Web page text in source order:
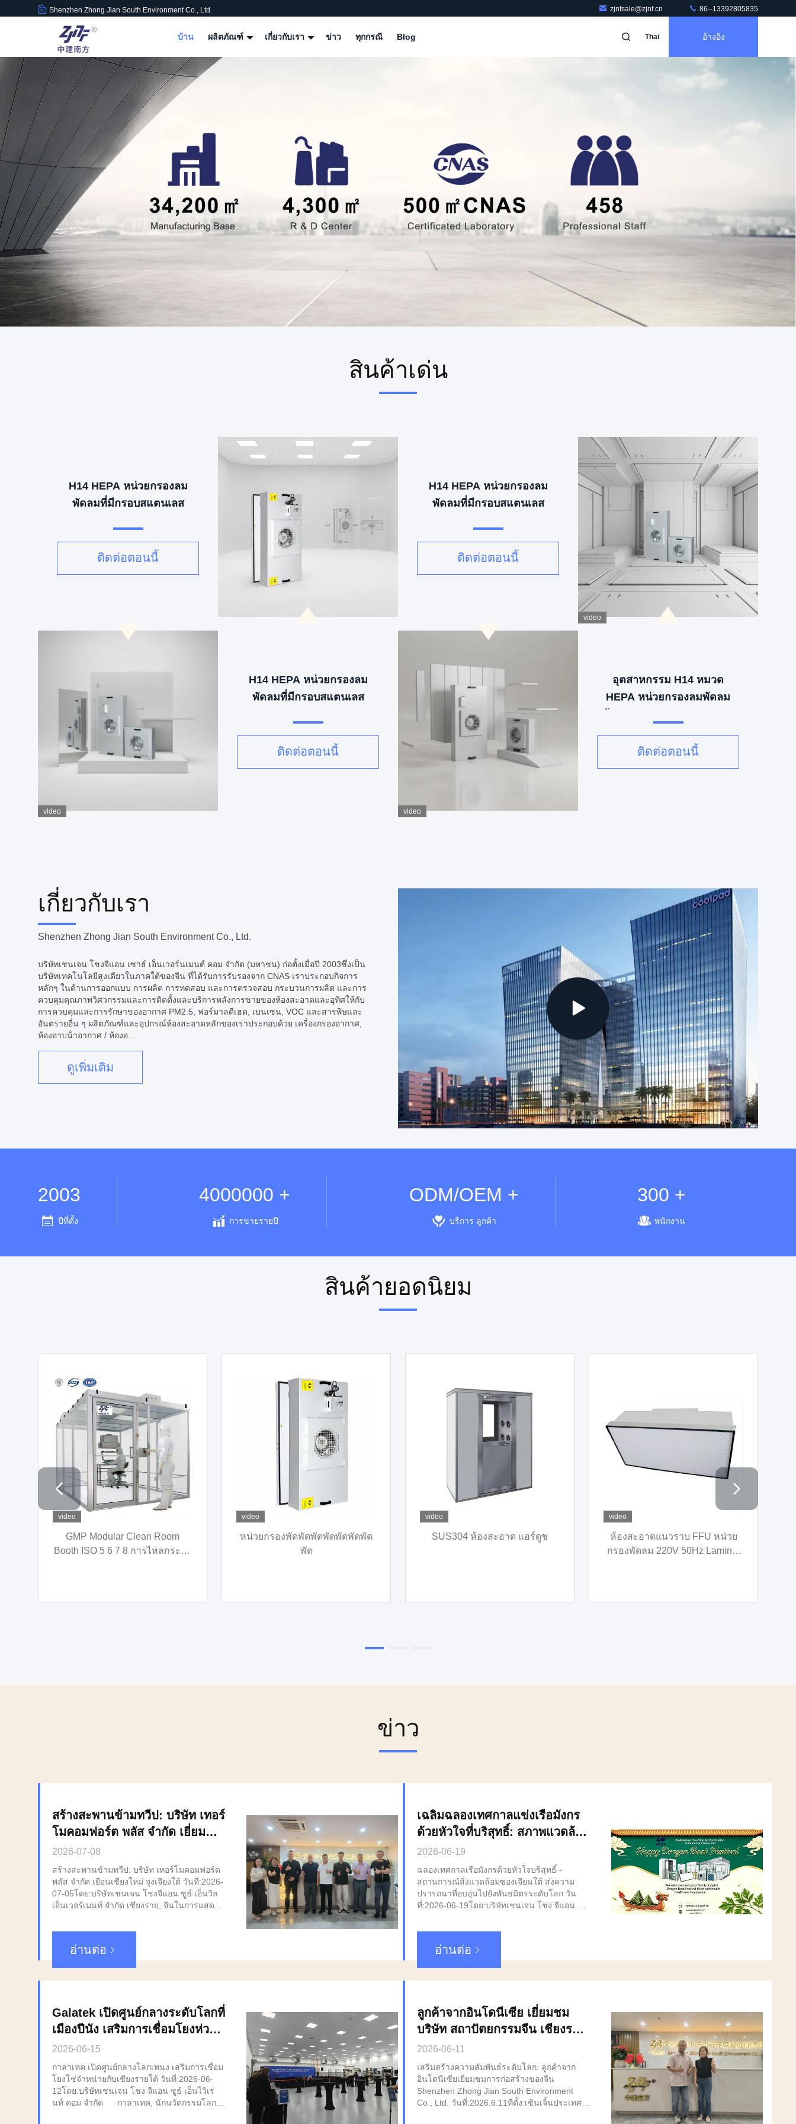
Shenzhen Zhong Jian South Environment Co., Ltd. zjnfsale@zjnf.cn 86--13392805835
บ้าน ผลิตภัณฑ์ เกี่ยวกับเรา ข่าว ทุกกรณี Blog Thai อ้างอิง
สินค้าเด่น
H14 HEPA หน่วยกรองลม
พัดลมที่มีกรอบสแตนเลส
ติดต่อตอนนี้
video
H14 HEPA หน่วยกรองลม
พัดลมที่มีกรอบสแตนเลส
ติดต่อตอนนี้
H14 HEPA หน่วยกรองลม
พัดลมที่มีกรอบสแตนเลส
ติดต่อตอนนี้
video
video
อุตสาหกรรม H14 หมวด
HEPA หน่วยกรองลมพัดลม
สําหรับห้องสะอาด
ติดต่อตอนนี้
เกี่ยวกับเรา
Shenzhen Zhong Jian South Environment Co., Ltd.
บริษัทเชนเจน โชงจีแอน เซาธ์ เอ็นเวอร์นเมนต์ คอม จํากัด (มหาชน) ก่อตั้งเมื่อปี 2003ซึ่งเป็น
บริษัทเทคโนโลยีสูงเดียวในภาคใต้ของจีน ที่ได้รับการรับรองจาก CNAS เราประกอบกิจการ
หลักๆ ในด้านการออกแบบ การผลิต การทดสอบ และการตรวจสอบ กระบวนการผลิต และการ
ควบคุมคุณภาพวิศวกรรมและการติดตั้งและบริการหลังการขายของห้องสะอาดและอุทิศให้กับ
การควบคุมและการรักษาของอากาศ PM2.5, ฟอร์มาลดีเฮด, เบนเซน, VOC และสารพิษและ
อันตรายอื่น ๆ ผลิตภัณฑ์และอุปกรณ์ห้องสะอาดหลักของเราประกอบด้วย เครื่องกรองอากาศ,
ห้องอาบน้ําอากาศ / ห้องอ...
ดูเพิ่มเติม
2003
ปีที่ตั้ง
4000000 +
การขายรายปี
ODM/OEM +
บริการ ลูกค้า
300 +
พนักงาน
สินค้ายอดนิยม
ะอาดแนวราบ FFU หน่วย
พัดลม 220V 50Hz Laminar
HEPA Laminar Air Flow Bench
ตึกตั้ง 1200m3/H สําหรับโรงงาน
เบนจ์สะอาดสแตนเลส Laminar
อุปกรณ์ห้องทําความสะอาดฝุ่น
H1N1 เครื่องล้างอากาศแบบพกพา
HEPA H14 เครื่อง
100 เบนจ์ทําความ
ข่าว
สร้างสะพานข้ามทวีป: บริษัท เทอร์
โมคอมฟอร์ต พลัส จํากัด เยี่ยมชม
เชียงใหม่ จุงเจียงใต้
2026-07-08
สร้างสะพานข้ามทวีป: บริษัท เทอร์โมคอมฟอร์ต
พลัส จํากัด เยือนเชียงใหม่ จุงเจียงใต้ วันที่:2026-
07-05โดย:บริษัทเชนเจน โชงจีแอน ซูธ์ เอ็นวิล
เอ็นเวอร์เมนท์ จํากัด เชียงราย, จีนในการแสดง
จากบริษัท TERMOCOMFORT PLUS LLCการ
ต้อนรับ และ ท่องเที่ยว อย่าง ครบถ้วน เมื่อมาถึง
ผู้เชิญชาวเบลารุส ได้รับการท่องเที่ยวสถาน
ศึกษาของเรา โดยได้สัมผัสด้วยตนเองถึงขนาด
และศักยภาพของการดําเนินงานของเราการ
มุ่งมั่นของเราต่อคุณภาพและนวัตกรรม. การ
เยี่ยมชมห้องแสดงสินค้า การท่องเที่ยวเริ่มต้นใน
ห้องแสดงตัวอย่างที่ทันสมัยของเรา ที่นี่ทีมงาน
TERMOCOMFORT PLUS LLC ได้รับการแนะ
อ่านต่อ
เฉลิมฉลองเทศกาลแข่งเรือมังกร
ด้วยหัวใจที่บริสุทธิ์: สภาพแวดล้อม
ทางใต้ของ ZhongJian มอบความ
ปรารถนาอันอบอุ่นแก่พันธมิตรทั่ว
โลก
2026-06-19
ฉลองเทศกาลเรือมังกรด้วยหัวใจบริสุทธิ์ -
สถานการณ์สิ่งแวดล้อมซองเจียนใต้ ส่งความ
ปรารถนาที่อบอุ่นไปยังพันธมิตรระดับโลก วัน
ที่:2026-06-19โดย:บริษัทเชนเจน โชง จีแอน ซูธ์
ยินดีในวันเทศกาลเรือมังกรให้กับลูกค้าวันหยุด
ของเรา เทศกาลเรือมังกรเป็นการรําลึกถึงกวีรัก
ชาติควยวน และเป็นตัวประกายของคุณค่า
สุขภาพ การคุ้มครอง และความมุ่งมั่นหลักการ
เหล่านี้ถูกผสมผสานไว้อย่างลึกซึ้ง ในองค์กรสิ่ง
มังกร ต้องล่องเรือพร้อมกัน เพื่อวิ่งไปข้างหน้า
บริษัทของเราเจริญเจริญด้วยการทํางานเป็นทีม
และการร่วมมือการบริการที่มุ่งมั่นในอุตสาหกร
รมทําความสะอาดอากาศมากกว่า 20 ปี ของเรา
อ่านต่อ
Galatek เปิดศูนย์กลางระดับโลกที่
เมืองปีนัง เสริมการเชื่อมโยงห่วง
โซ่อุปทานไปยังสภาพแวดล้อม
ZhongJian ทางใต้
2026-06-15
กาลาเทค เปิดศูนย์กลางโลกเพนง เสริมการเชื่อม
โยงโซ่จําหน่ายกับเชียงรายใต้ วันที่:2026-06-
12โดย:บริษัทเชนเจน โชง จีแอน ซูธ์ เอ็นไวิเร
นท์ คอม จํากัด กาลาเทค, นักนวัตกรรมโลก
ลูกค้าจากอินโดนีเซีย เยี่ยมชม
บริษัท สถาปัตยกรรมจีน เชียงราย
จีแอน ซูธ เอ็นไนเวอร์เมนท์ จํากัด
2026-06-11
เสริมสร้างความสัมพันธ์ระดับโลก: ลูกค้าจาก
อินโดนีเซียเยี่ยมชมการก่อสร้างของจีน
Shenzhen Zhong Jian South Environment
Co., Ltd. วันที่:2026.6.11ที่ตั้ง:เซินเจิ้นประเทศ